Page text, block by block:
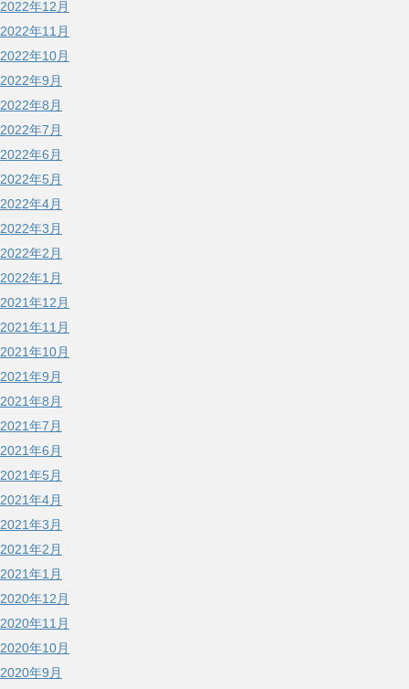
2022年12月
2022年11月
2022年10月
2022年9月
2022年8月
2022年7月
2022年6月
2022年5月
2022年4月
2022年3月
2022年2月
2022年1月
2021年12月
2021年11月
2021年10月
2021年9月
2021年8月
2021年7月
2021年6月
2021年5月
2021年4月
2021年3月
2021年2月
2021年1月
2020年12月
2020年11月
2020年10月
2020年9月